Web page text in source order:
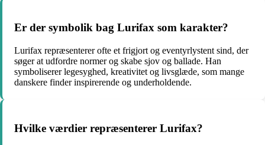
Er der symbolik bag Lurifax som karakter?
Lurifax repræsenterer ofte et frigjort og eventyrlystent sind, der
søger at udfordre normer og skabe sjov og ballade. Han
symboliserer legesyghed, kreativitet og livsglæde, som mange
danskere finder inspirerende og underholdende.
Hvilke værdier repræsenterer Lurifax?